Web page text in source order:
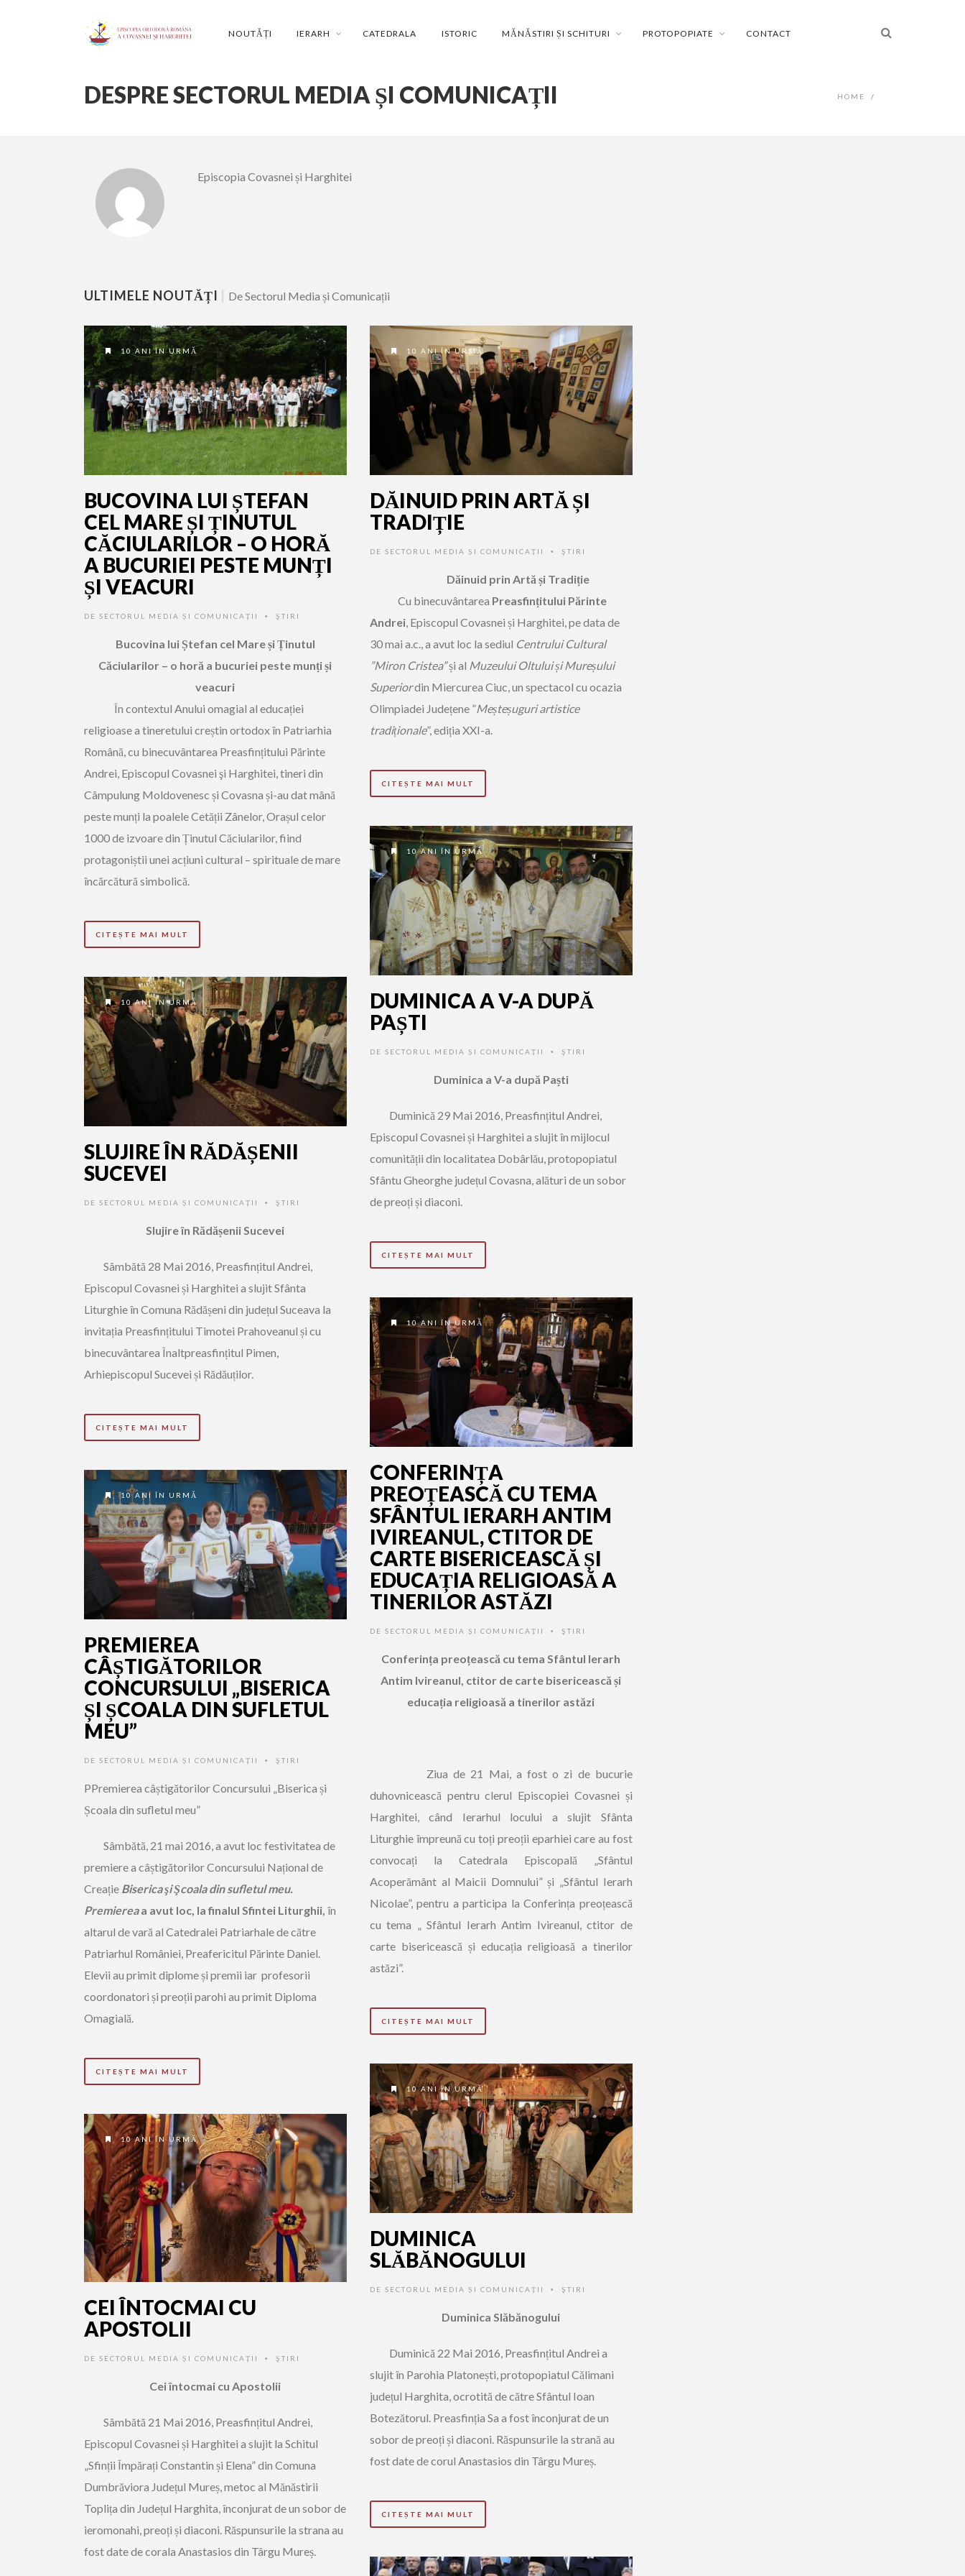
NOUTĂȚI IERARH CATEDRALA ISTORIC MĂNĂSTIRI ȘI SCHITURI PROTOPOPIATE CONTACT
DESPRE SECTORUL MEDIA ȘI COMUNICAȚII HOME /
Episcopia Covasnei și Harghitei
ULTIMELE NOUTĂȚI De Sectorul Media și Comunicații
10 ANI ÎN URMĂ
BUCOVINA LUI ȘTEFAN
CEL MARE ȘI ȚINUTUL
CĂCIULARILOR – O HORĂ
A BUCURIEI PESTE MUNȚI
ȘI VEACURI
DE SECTORUL MEDIA ȘI COMUNICAȚII • ŞTIRI
Bucovina lui Ștefan cel Mare și Ținutul
Căciularilor – o horă a bucuriei peste munți și
veacuri
În contextul Anului omagial al educației
religioase a tineretului creștin ortodox în Patriarhia
Română, cu binecuvântarea Preasfințitului Părinte
Andrei, Episcopul Covasnei şi Harghitei, tineri din
Câmpulung Moldovenesc și Covasna și-au dat mână
peste munți la poalele Cetății Zânelor, Orașul celor
1000 de izvoare din Ținutul Căciularilor, fiind
protagoniștii unei acțiuni cultural – spirituale de mare
încărcătură simbolică.
CITEȘTE MAI MULT
10 ANI ÎN URMĂ
DĂINUID PRIN ARTĂ ȘI
TRADIȚIE
DE SECTORUL MEDIA ȘI COMUNICAȚII • ŞTIRI
Dăinuid prin Artă și Tradiție
Cu binecuvântarea Preasfințitului Părinte
Andrei, Episcopul Covasnei și Harghitei, pe data de
30 mai a.c., a avut loc la sediul Centrului Cultural
”Miron Cristea”și al Muzeului Oltului și Mureșului
Superiordin Miercurea Ciuc, un spectacol cu ocazia
Olimpiadei Județene ”Meșteșuguri artistice
tradiționale”, ediția XXI-a.
CITEȘTE MAI MULT
10 ANI ÎN URMĂ
DUMINICA A V-A DUPĂ
PAȘTI
DE SECTORUL MEDIA ȘI COMUNICAȚII • ŞTIRI
Duminica a V-a după Paști
Duminică 29 Mai 2016, Preasfințitul Andrei,
Episcopul Covasnei și Harghitei a slujit în mijlocul
comunității din localitatea Dobârlău, protopopiatul
Sfântu Gheorghe județul Covasna, alături de un sobor
de preoți și diaconi.
CITEȘTE MAI MULT
10 ANI ÎN URMĂ
SLUJIRE ÎN RĂDĂȘENII
SUCEVEI
DE SECTORUL MEDIA ȘI COMUNICAȚII • ŞTIRI
Slujire în Rădășenii Sucevei
Sâmbătă 28 Mai 2016, Preasfințitul Andrei,
Episcopul Covasnei și Harghitei a slujit Sfânta
Liturghie în Comuna Rădășeni din județul Suceava la
invitația Preasfințitului Timotei Prahoveanul și cu
binecuvântarea Înaltpreasfințitul Pimen,
Arhiepiscopul Sucevei și Rădăuților.
CITEȘTE MAI MULT
10 ANI ÎN URMĂ
CONFERINȚA
PREOȚEASCĂ CU TEMA
SFÂNTUL IERARH ANTIM
IVIREANUL, CTITOR DE
CARTE BISERICEASCĂ ȘI
EDUCAȚIA RELIGIOASĂ A
TINERILOR ASTĂZI
DE SECTORUL MEDIA ȘI COMUNICAȚII • ŞTIRI
Conferința preoțească cu tema Sfântul Ierarh
Antim Ivireanul, ctitor de carte bisericească și
educația religioasă a tinerilor astăzi
Ziua de 21 Mai, a fost o zi de bucurie
duhovnicească pentru clerul Episcopiei Covasnei și
Harghitei, când Ierarhul locului a slujit Sfânta
Liturghie împreună cu toți preoții eparhiei care au fost
convocați la Catedrala Episcopală „Sfântul
Acoperământ al Maicii Domnului” și „Sfântul Ierarh
Nicolae”, pentru a participa la Conferința preoțească
cu tema „ Sfântul Ierarh Antim Ivireanul, ctitor de
carte bisericească și educația religioasă a tinerilor
astăzi”.
CITEȘTE MAI MULT
10 ANI ÎN URMĂ
PREMIEREA
CÂȘTIGĂTORILOR
CONCURSULUI „BISERICA
ȘI ȘCOALA DIN SUFLETUL
MEU”
DE SECTORUL MEDIA ȘI COMUNICAȚII • ŞTIRI
PPremierea câștigătorilor Concursului „Biserica și
Școala din sufletul meu”
Sâmbătă, 21 mai 2016, a avut loc festivitatea de
premiere a câștigătorilor Concursului Național de
Creație Biserica şi Şcoala din sufletul meu.
Premiereaa avut loc, la finalul Sfintei Liturghii, în
altarul de vară al Catedralei Patriarhale de către
Patriarhul României, Preafericitul Părinte Daniel.
Elevii au primit diplome și premii iar profesorii
coordonatori și preoții parohi au primit Diploma
Omagială.
CITEȘTE MAI MULT
10 ANI ÎN URMĂ
DUMINICA
SLĂBĂNOGULUI
DE SECTORUL MEDIA ȘI COMUNICAȚII • ŞTIRI
Duminica Slăbănogului
Duminică 22 Mai 2016, Preasfințitul Andrei a
slujit în Parohia Platonești, protopopiatul Călimani
județul Harghita, ocrotită de către Sfântul Ioan
Botezătorul. Preasfinția Sa a fost înconjurat de un
sobor de preoți și diaconi. Răspunsurile la strană au
fost date de corul Anastasios din Târgu Mureș.
CITEȘTE MAI MULT
10 ANI ÎN URMĂ
CEI ÎNTOCMAI CU
APOSTOLII
DE SECTORUL MEDIA ȘI COMUNICAȚII • ŞTIRI
Cei întocmai cu Apostolii
Sâmbătă 21 Mai 2016, Preasfințitul Andrei,
Episcopul Covasnei și Harghitei a slujit la Schitul
„Sfinții Împărați Constantin și Elena” din Comuna
Dumbrăviora Județul Mureș, metoc al Mănăstirii
Toplița din Județul Harghita, înconjurat de un sobor de
ieromonahi, preoți și diaconi. Răspunsurile la strana au
fost date de corala Anastasios din Târgu Mureș.